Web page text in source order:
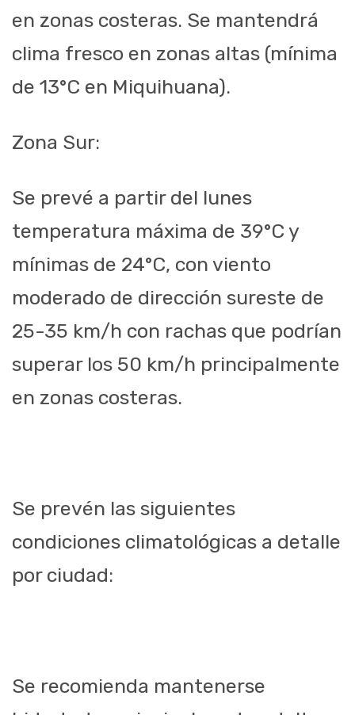
en zonas costeras. Se mantendrá
clima fresco en zonas altas (mínima
de 13°C en Miquihuana).
Zona Sur:
Se prevé a partir del lunes
temperatura máxima de 39°C y
mínimas de 24°C, con viento
moderado de dirección sureste de
25-35 km/h con rachas que podrían
superar los 50 km/h principalmente
en zonas costeras.
Se prevén las siguientes
condiciones climatológicas a detalle
por ciudad:
Se recomienda mantenerse